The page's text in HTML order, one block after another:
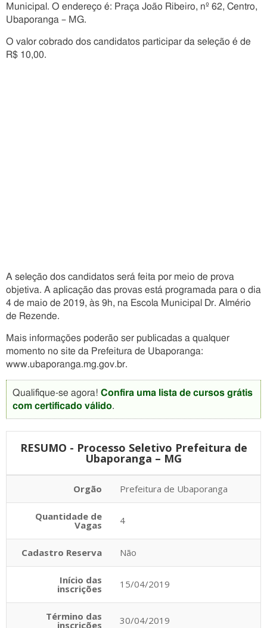
Municipal. O endereço é: Praça João Ribeiro, nº 62, Centro,
Ubaporanga – MG.
O valor cobrado dos candidatos participar da seleção é de
R$ 10,00.
A seleção dos candidatos será feita por meio de prova
objetiva. A aplicação das provas está programada para o dia
4 de maio de 2019, às 9h, na Escola Municipal Dr. Almério
de Rezende.
Mais informações poderão ser publicadas a qualquer
momento no site da Prefeitura de Ubaporanga:
www.ubaporanga.mg.gov.br.
Qualifique-se agora! Confira uma lista de cursos grátis
com certificado válido.
RESUMO - Processo Seletivo Prefeitura de
Ubaporanga – MG
Orgão Prefeitura de Ubaporanga
Quantidade de
Vagas 4
Cadastro Reserva Não
Início das
inscrições 15/04/2019
Término das
inscrições 30/04/2019